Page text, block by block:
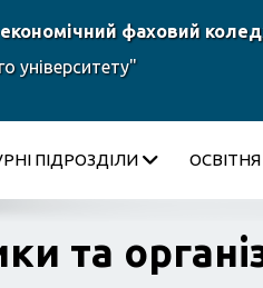
фаховий
університету"
ПІДРОЗДІЛИ
та